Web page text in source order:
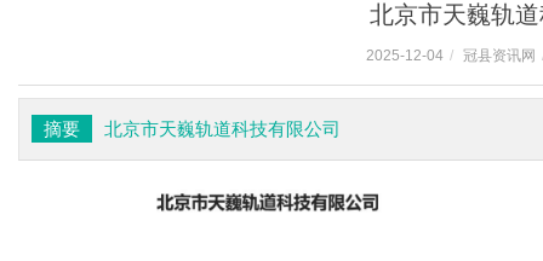
北京市天巍轨
2025-12-04 / 冠县资讯网
摘要 北京市天巍轨道科技有限公司